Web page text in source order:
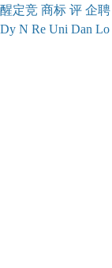
醒定竞 商标 评 企聘
Dy N Re Uni Dan Lo